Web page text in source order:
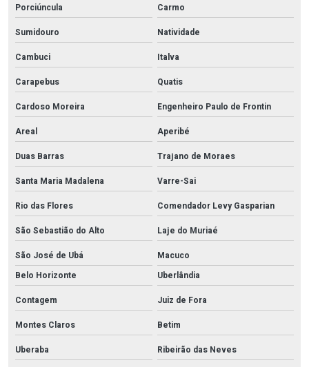
Porciúncula
Carmo
Sumidouro
Natividade
Cambuci
Italva
Carapebus
Quatis
Cardoso Moreira
Engenheiro Paulo de Frontin
Areal
Aperibé
Duas Barras
Trajano de Moraes
Santa Maria Madalena
Varre-Sai
Rio das Flores
Comendador Levy Gasparian
São Sebastião do Alto
Laje do Muriaé
São José de Ubá
Macuco
Belo Horizonte
Uberlândia
Contagem
Juiz de Fora
Montes Claros
Betim
Uberaba
Ribeirão das Neves